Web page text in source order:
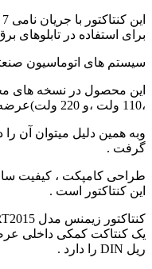
برای استفاده در تابلوهای
سیستم های اتوماسیون
،110 ولت ،و 220 ولت)عرضه میشود ،
وبه همین دلیل میتوان آن
گرفت .
طراحی کامپکت ، کیفیت
این کنتاکتور است .
یک کنتاکت کمکی داخلی
ریل DIN را دارد .